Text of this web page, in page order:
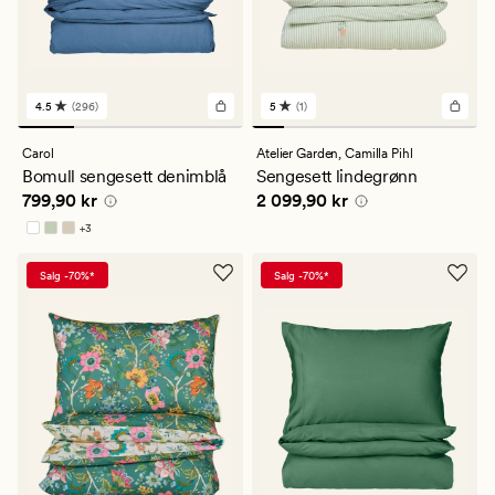
296
anmeldelser
med
gjennomsnittlig
vurdering
på
4.5
4.5 (296)
Carol
Bomull sengesett denimblå
Pris 799,90 kr
799,90 kr
+3
Tilgjengelig i flere farger
1
anmeldelser
med
gjennomsnittlig
vurdering
5 (1)
Atelier Garden,Camilla Pihl
Sengesett lindegrønn
Pris 2 099,90 kr
2 099,90 kr
Salg -70%* Salg -70%*